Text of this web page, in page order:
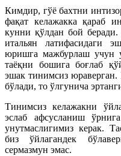
Кимдир, гўё бахтни
фақат келажакка қараб
кунни қўлдан бой
итальян латифасидаги
юришга мажбурлаш учун
таёқни бошига боғлаб
эшак тинимсиз юраверган.
бўлади, то ўлгунича
Тинимсиз келажакни
эслаб афсусланиш
унутмаслигимиз керак.
биз ўйлагандек
сермазмун эмас.